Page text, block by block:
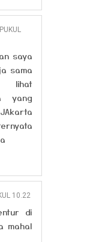
saya
sama
lihat
yang
10.22
di
mahal